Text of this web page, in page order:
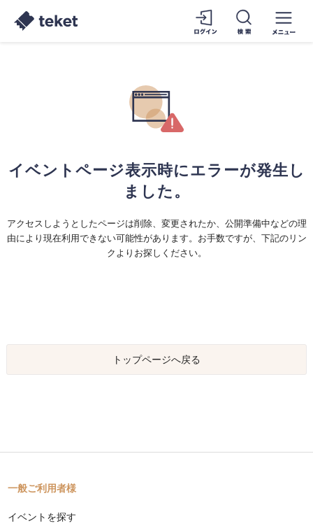
イベントページ表示時にエラーが発生し
ました。
アクセスしようとしたページは削除、変更されたか、公開準備中などの理
由により現在利用できない可能性があります。お手数ですが、下記のリン
クよりお探しください。
トップページへ戻る
一般ご利用者様
イベントを探す